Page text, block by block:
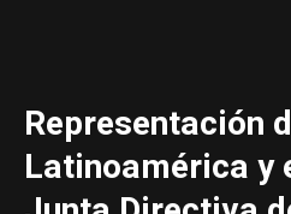
Representación
Latinoamérica y